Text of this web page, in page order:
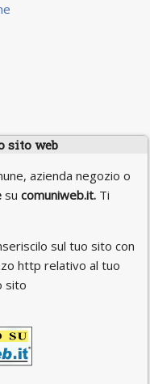
sito web
azienda negozio o
su comuniweb.it.Ti
sul tuo sito con
http relativo al tuo
sito